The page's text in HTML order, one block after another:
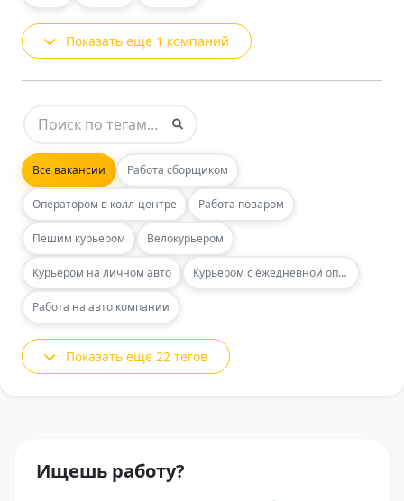
Показать еще 1 компаний
Все вакансии Работа сборщиком
Оператором в колл-центре Работа поваром
Пешим курьером Велокурьером
Курьером на личном авто Курьером с ежедневной оплатой
Работа на авто компании
Показать еще 22 тегов
Ищешь работу?